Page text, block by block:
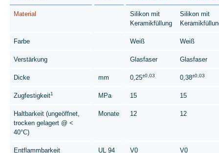
Material
Silikon mit
Keramikfüllung
Silikon mit
Farbe Weiß Weiß
Verstärkung Glasfaser Glasfaser
Dicke mm 0,25±0,03 0,38±0,03
Zugfestigkeit1 MPa 15 15
Haltbarkeit (ungeöffnet,
trocken gelagert @ <
40°C)
Monate 12 12
Entflammbarkeit UL 94 V0 V0